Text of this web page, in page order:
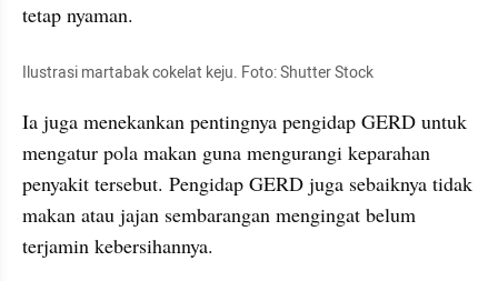
tetap nyaman.
Ilustrasi martabak cokelat keju. Foto: Shutter Stock
Ia juga menekankan pentingnya pengidap GERD untuk
mengatur pola makan guna mengurangi keparahan
penyakit tersebut. Pengidap GERD juga sebaiknya tidak
makan atau jajan sembarangan mengingat belum
terjamin kebersihannya.